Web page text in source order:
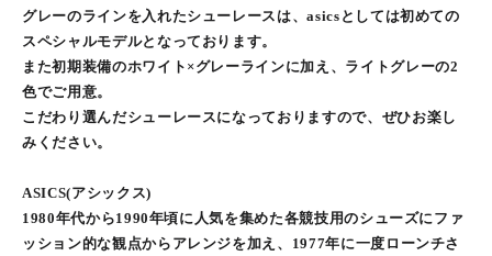
グレーのラインを入れたシューレースは、asicsとしては初めての
スペシャルモデルとなっております。
また初期装備のホワイト×グレーラインに加え、ライトグレーの2
色でご用意。
こだわり選んだシューレースになっておりますので、ぜひお楽し
みください。
ASICS(アシックス)
1980年代から1990年頃に人気を集めた各競技用のシューズにファ
ッション的な観点からアレンジを加え、1977年に一度ローンチさ